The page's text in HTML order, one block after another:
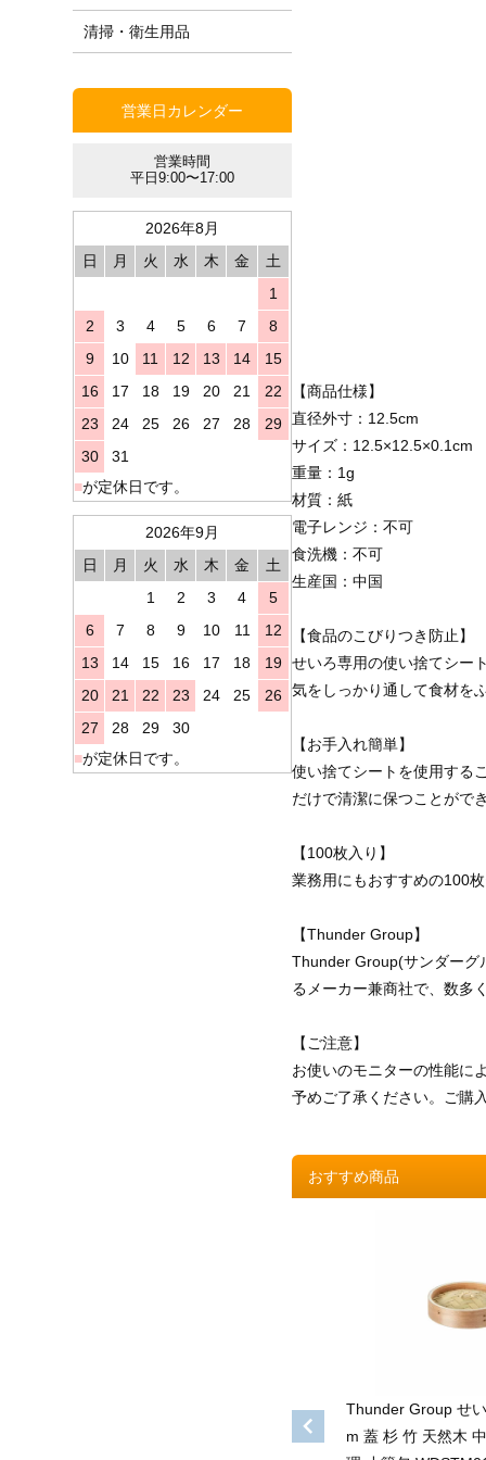
清掃・衛生用品
営業日カレンダー
営業時間
平日9:00〜17:00
2026年8月
日
月 火 水 木 金
土
1
2
3 4 5 6 7
8
9
10 11 12 13 14
15
16
17 18 19 20 21
22
23
24 25 26 27 28
29
30
31
■が定休日です。
2026年9月
日
月 火 水 木 金
土
1
2 3 4
5
6
7 8 9 10 11
12
13
14 15 16 17 18
19
20
21 22 23 24 25
26
27
28 29
30
■が定休日です。
【商品仕様】
直径外寸：12.5cm
サイズ：12.5×12.5×0.1cm
重量：1g
材質：紙
電子レンジ：不可
食洗機：不可
生産国：中国
【食品のこびりつき防止】
せいろ専用の使い捨てシー
気をしっかり通して食材を
【お手入れ簡単】
使い捨てシートを使用する
だけで清潔に保つことがで
【100枚入り】
業務用にもおすすめの100
【Thunder Group】
Thunder Group(サンダーグ
るメーカー兼商社で、数多
【ご注意】
お使いのモニターの性能に
予めご了承ください。ご購
おすすめ商品
Thunder Group せ
m 蓋 杉 竹 天然木